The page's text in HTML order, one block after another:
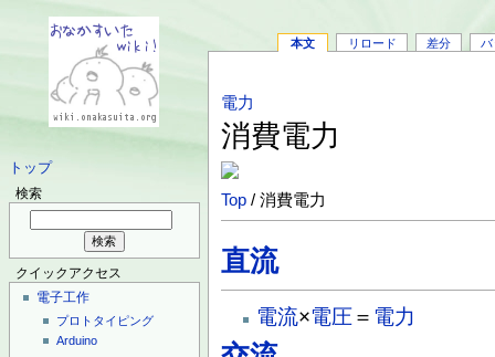
トップ
検索
クイックアクセス
電子工作
プロトタイピング
Arduino
本文 リロード 差分 バ
電力
消費電力
Top / 消費電力
直流
電流×電圧＝ 電力